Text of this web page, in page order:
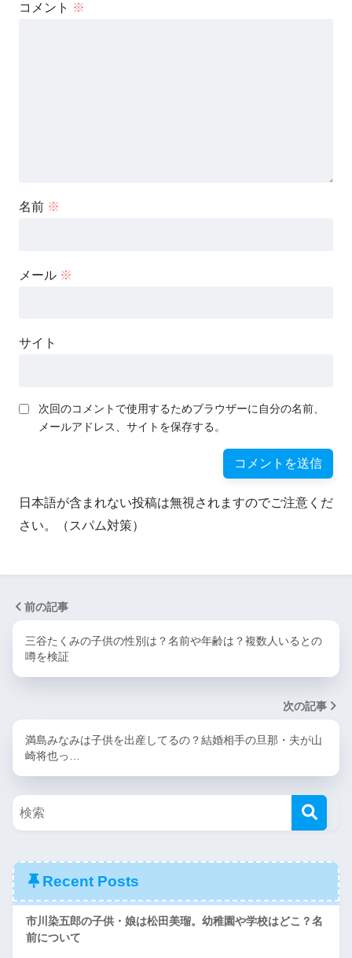
コメント ※
名前 ※
メール ※
サイト
次回のコメントで使用するためブラウザーに自分の名前、
メールアドレス、サイトを保存する。
日本語が含まれない投稿は無視されますのでご注意くだ
さい。（スパム対策）
前の記事
三谷たくみの子供の性別は？名前や年齢は？複数人いるとの
噂を検証
次の記事
満島みなみは子供を出産してるの？結婚相手の旦那・夫が山
崎将也っ…
Recent Posts
市川染五郎の子供・娘は松田美瑠。幼稚園や学校はどこ？名
前について